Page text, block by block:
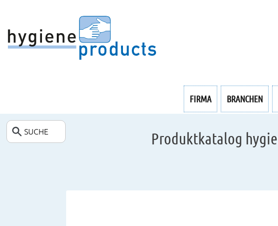
FIRMA BRANCHEN
SUCHE Produktkatalog